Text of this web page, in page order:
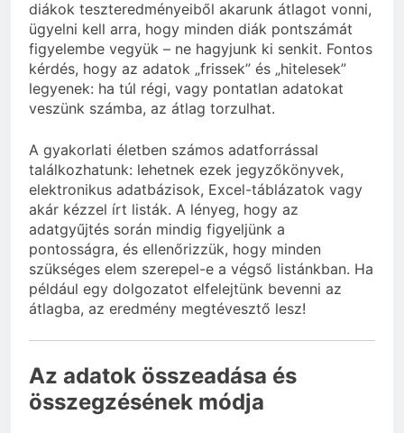
diákok teszteredményeiből akarunk átlagot vonni,
ügyelni kell arra, hogy minden diák pontszámát
figyelembe vegyük – ne hagyjunk ki senkit. Fontos
kérdés, hogy az adatok „frissek” és „hitelesek”
legyenek: ha túl régi, vagy pontatlan adatokat
veszünk számba, az átlag torzulhat.
A gyakorlati életben számos adatforrással
találkozhatunk: lehetnek ezek jegyzőkönyvek,
elektronikus adatbázisok, Excel-táblázatok vagy
akár kézzel írt listák. A lényeg, hogy az
adatgyűjtés során mindig figyeljünk a
pontosságra, és ellenőrizzük, hogy minden
szükséges elem szerepel-e a végső listánkban. Ha
például egy dolgozatot elfelejtünk bevenni az
átlagba, az eredmény megtévesztő lesz!
Az adatok összeadása és
összegzésének módja